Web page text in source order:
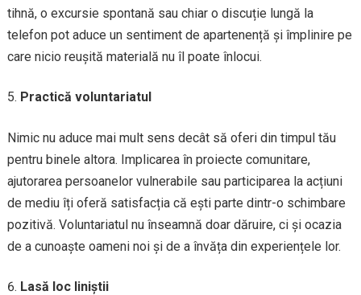
tihnă, o excursie spontană sau chiar o discuție lungă la
telefon pot aduce un sentiment de apartenență și împlinire pe
care nicio reușită materială nu îl poate înlocui.
Practică voluntariatul
Nimic nu aduce mai mult sens decât să oferi din timpul tău
pentru binele altora. Implicarea în proiecte comunitare,
ajutorarea persoanelor vulnerabile sau participarea la acțiuni
de mediu îți oferă satisfacția că ești parte dintr-o schimbare
pozitivă. Voluntariatul nu înseamnă doar dăruire, ci și ocazia
de a cunoaște oameni noi și de a învăța din experiențele lor.
Lasă loc liniștii